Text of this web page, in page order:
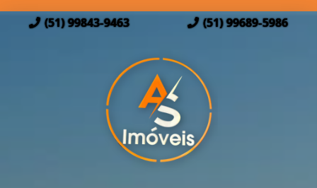
(51) 99843-9463 (51) 99689-5986